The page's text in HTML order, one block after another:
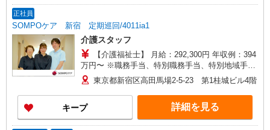
正社員
SOMPOケア 新宿 定期巡回/4011ia1
介護スタッフ
【介護福祉士】 月給：292,300円 年収例：394
万円〜 ※職務手当、特別職務手当、特別地域手
当、（東京都）居住支援特別手当、働きがい向上
手当、日祝手当（月平均2回分）、在宅手当（月平
均20回分）等、毎月平均的に支払われる手当を含
みます。 ■深夜勤手当別途支給：4,000円/回 ※居
住支援特別手当は勤続5年目までの方はさらに1万
東京都新宿区高田馬場2-5-23 第1桂城ビル4階
キープ 詳細を見る